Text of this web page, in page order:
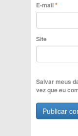
E-mail*
Site
Salvar meus
vez que eu